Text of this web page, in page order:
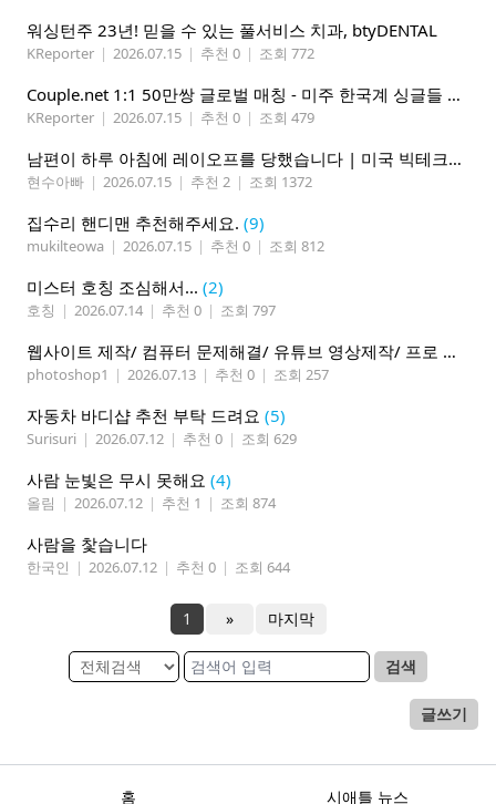
워싱턴주 23년! 믿을 수 있는 풀서비스 치과, btyDENTAL
KReporter | 2026.07.15 | 추천 0 | 조회 772
Couple.net 1:1 50만쌍 글로벌 매칭 - 미주 한국계 싱글들 모이세요
KReporter | 2026.07.15 | 추천 0 | 조회 479
남편이 하루 아침에 레이오프를 당했습니다 | 미국 빅테크의 현실
현수아빠 | 2026.07.15 | 추천 2 | 조회 1372
집수리 핸디맨 추천해주세요. (9)
mukilteowa | 2026.07.15 | 추천 0 | 조회 812
미스터 호칭 조심해서... (2)
호칭 | 2026.07.14 | 추천 0 | 조회 797
웹사이트 제작/ 컴퓨터 문제해결/ 유튜브 영상제작/ 프로 사진촬영
photoshop1 | 2026.07.13 | 추천 0 | 조회 257
자동차 바디샵 추천 부탁 드려요 (5)
Surisuri | 2026.07.12 | 추천 0 | 조회 629
사람 눈빛은 무시 못해요 (4)
올림 | 2026.07.12 | 추천 1 | 조회 874
사람을 찿습니다
한국인 | 2026.07.12 | 추천 0 | 조회 644
1 » 마지막
검색
글쓰기
홈 시애틀 뉴스